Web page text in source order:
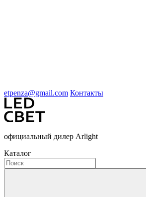
etpenza@gmail.com Контакты
официальный дилер Arlight
Каталог